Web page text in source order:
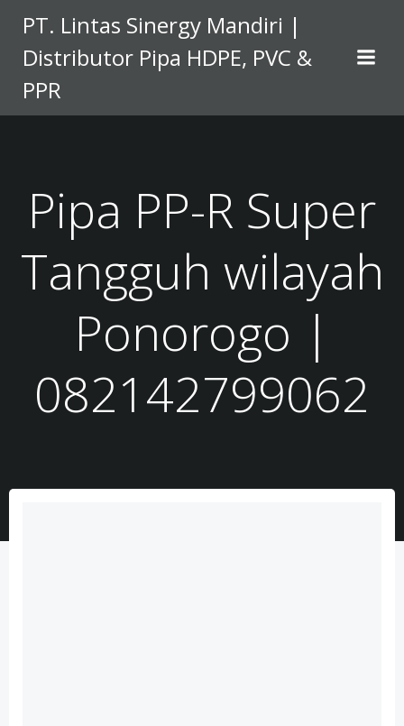
to
content
PT. Lintas Sinergy Mandiri |
Distributor Pipa HDPE, PVC &
PPR
Pipa PP-R Super
Tangguh wilayah
Ponorogo |
082142799062